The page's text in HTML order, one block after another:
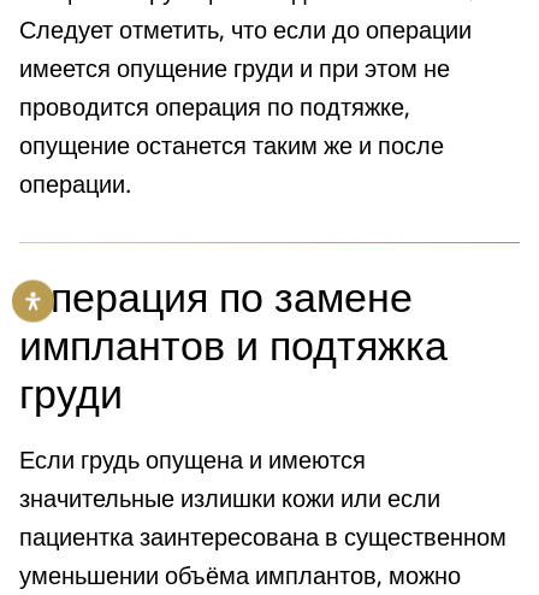
Следует отметить, что если до операции
имеется опущение груди и при этом не
проводится операция по подтяжке,
опущение останется таким же и после
операции.
Операция по замене
имплантов и подтяжка
груди
Если грудь опущена и имеются
значительные излишки кожи или если
пациентка заинтересована в существенном
уменьшении объёма имплантов, можно